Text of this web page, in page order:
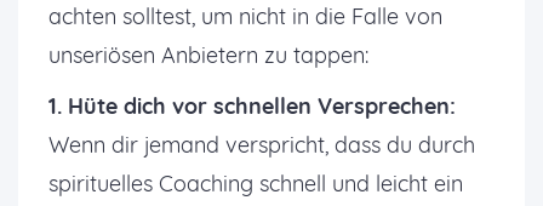
achten solltest, um nicht in die Falle von
unseriösen Anbietern zu tappen:
1. Hüte dich vor schnellen Versprechen:
Wenn dir jemand verspricht, dass du durch
spirituelles Coaching schnell und leicht ein